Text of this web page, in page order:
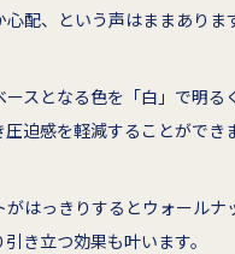
配、という声はままありま
スとなる色を「白」で明る
迫感を軽減することができ
がはっきりするとウォールナ
き立つ効果も叶います。